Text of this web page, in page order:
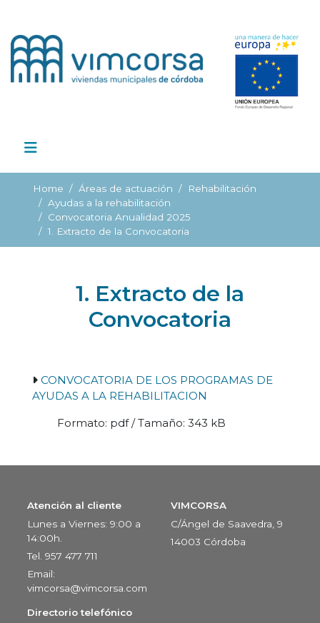
Home Áreas de actuación
Rehabilitación
Ayudas a la rehabilitación
Convocatoria Anualidad 2025
1. Extracto de la Convocatoria
1. Extracto de la
Convocatoria
CONVOCATORIA DE LOS PROGRAMAS DE
AYUDAS A LA REHABILITACION
Formato: pdf / Tamaño: 343 kB
Atención al cliente
Lunes a Viernes: 9:00 a
14:00h.
Tel. 957 477 711
Email:
vimcorsa@vimcorsa.com
Directorio telefónico
VIMCORSA
C/Ángel de Saavedra, 9
14003 Córdoba